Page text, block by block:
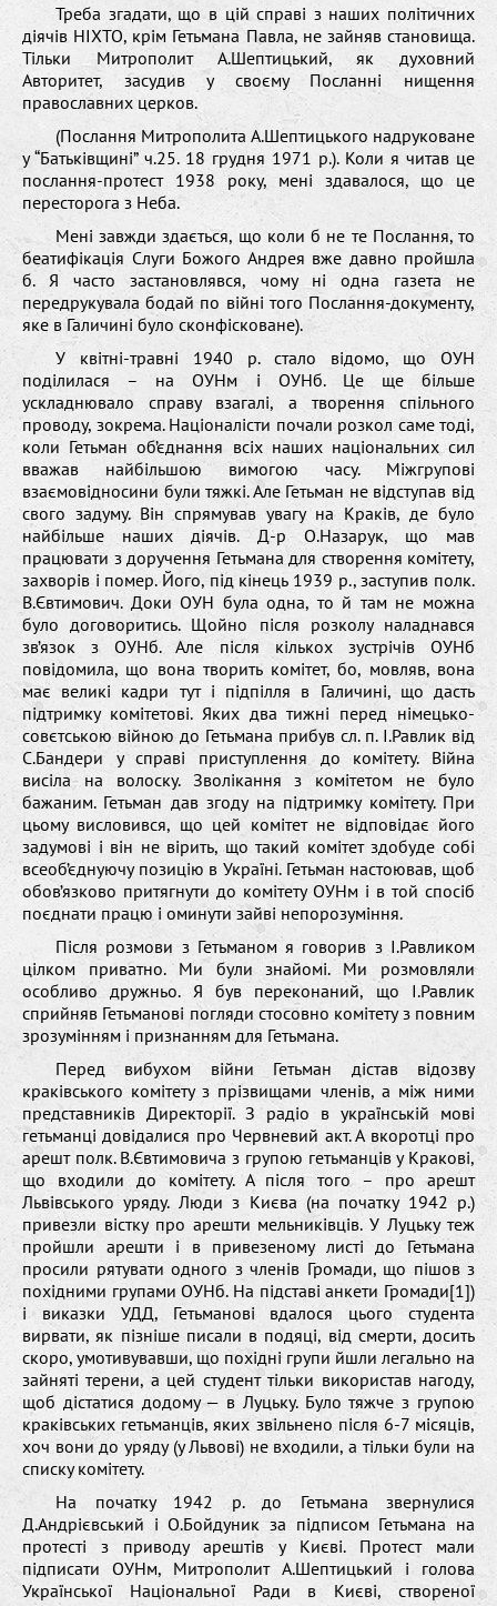
Треба згадати, що в цій справі з наших політичних
діячів НІХТО, крім Гетьмана Павла, не зайняв становища.
Тільки Митрополит А.Шептицький, як духовний
Авторитет, засудив у своєму Посланні нищення
православних церков.
(Послання Митрополита А.Шептицького надруковане
у “Батьківщині” ч.25. 18 грудня 1971 р.). Коли я читав це
послання-протест 1938 року, мені здавалося, що це
пересторога з Неба.
Мені завжди здається, що коли б не те Послання, то
беатифікація Слуги Божого Андрея вже давно пройшла
б. Я часто застановлявся, чому ні одна газета не
передрукувала бодай по війні того Послання-документу,
яке в Галичині було сконфісковане).
У квітні-травні 1940 р. стало відомо, що ОУН
поділилася – на ОУНм і ОУНб. Це ще більше
ускладнювало справу взагалі, а творення спільного
проводу, зокрема. Націоналісти почали розкол саме тоді,
коли Гетьман об’єднання всіх наших національних сил
вважав найбільшою вимогою часу. Міжгрупові
взаємовідносини були тяжкі. Але Гетьман не відступав від
свого задуму. Він спрямував увагу на Краків, де було
найбільше наших діячів. Д-р О.Назарук, що мав
працювати з доручення Гетьмана для створення комітету,
захворів і помер. Його, під кінець 1939 р., заступив полк.
В.Євтимович. Доки ОУН була одна, то й там не можна
було договоритись. Щойно після розколу наладнався
зв’язок з ОУНб. Але після кількох зустрічів ОУНб
повідомила, що вона творить комітет, бо, мовляв, вона
має великі кадри тут і підпілля в Галичині, що дасть
підтримку комітетові. Яких два тижні перед німецько-
совєтською війною до Гетьмана прибув сл. п. І.Равлик від
С.Бандери у справі приступлення до комітету. Війна
висіла на волоску. Зволікання з комітетом не було
бажаним. Гетьман дав згоду на підтримку комітету. При
цьому висловився, що цей комітет не відповідає його
задумові і він не вірить, що такий комітет здобуде собі
всеоб’єднуючу позицію в Україні. Гетьман настоював, щоб
обов’язково притягнути до комітету ОУНм і в той спосіб
поєднати працю і оминути зайві непорозуміння.
Після розмови з Гетьманом я говорив з І.Равликом
цілком приватно. Ми були знайомі. Ми розмовляли
особливо дружньо. Я був переконаний, що І.Равлик
сприйняв Гетьманові погляди стосовно комітету з повним
зрозумінням і признанням для Гетьмана.
Перед вибухом війни Гетьман дістав відозву
краківського комітету з прізвищами членів, а між ними
представників Директорії. З радіо в українській мові
гетьманці довідалися про Червневий акт. А вкоротці про
арешт полк. В.Євтимовича з групою гетьманців у Кракові,
що входили до комітету. А після того – про арешт
Львівського уряду. Люди з Києва (на початку 1942 р.)
привезли вістку про арешти мельниківців. У Луцьку теж
пройшли арешти і в привезеному листі до Гетьмана
просили рятувати одного з членів Громади, що пішов з
похідними групами ОУНб. На підставі анкети Громади[1])
і виказки УДД, Гетьманові вдалося цього студента
вирвати, як пізніше писали в подяці, від смерти, досить
скоро, умотивувавши, що похідні групи йшли легально на
зайняті терени, а цей студент тільки використав нагоду,
щоб дістатися додому — в Луцьку. Було тяжче з групою
краківських гетьманців, яких звільнено після 6-7 місяців,
хоч вони до уряду (у Львові) не входили, а тільки були на
списку комітету.
На початку 1942 р. до Гетьмана звернулися
Д.Андрієвський і О.Бойдуник за підписом Гетьмана на
протесті з приводу арештів у Києві. Протест мали
підписати ОУНм, Митрополит А.Шептицький і голова
Української Національної Ради в Києві, створеної